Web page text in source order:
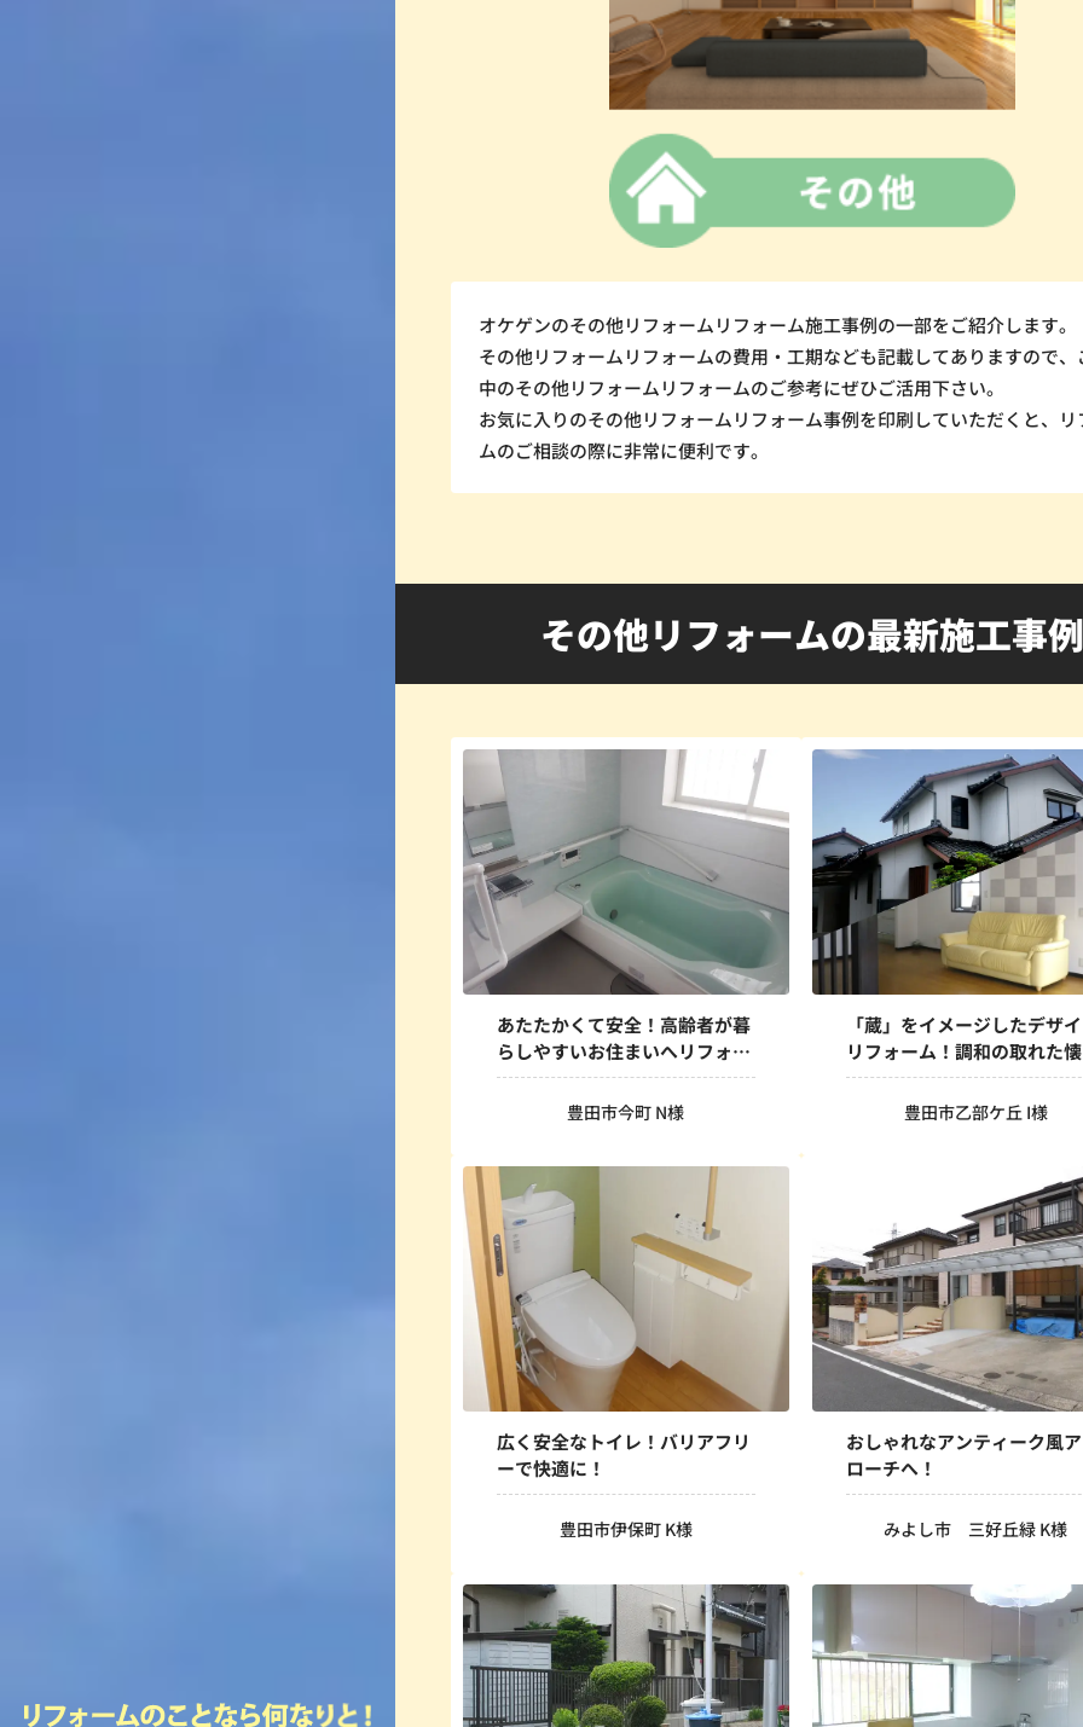
オケゲンのその他リフォームリフォーム施工事例の一部をご紹介します。
その他リフォームリフォームの費用・工期なども記載してありますので、
中のその他リフォームリフォームのご参考にぜひご活用下さい。
お気に入りのその他リフォームリフォーム事例を印刷していただくと、リ
ムのご相談の際に非常に便利です。
その他リフォームの最新施工事例
あたたかくて安全！高齢者が暮
らしやすいお住まいへリフォー
ム！
豊田市今町 N様
「蔵」をイメージしたデザ
リフォーム！調和の取れた
しさと新しさ！
豊田市乙部ケ丘 I様
広く安全なトイレ！バリアフリ
ーで快適に！
豊田市伊保町 K様
おしゃれなアンティーク風
ローチへ！
みよし市 三好丘緑 K様